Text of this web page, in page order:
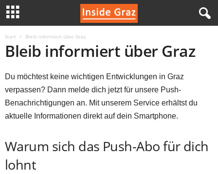
Start Bleib informiert über Graz
Bleib informiert über Graz
Du möchtest keine wichtigen Entwicklungen in Graz
verpassen? Dann melde dich jetzt für unsere Push-
Benachrichtigungen an. Mit unserem Service erhältst du
aktuelle Informationen direkt auf dein Smartphone.
Warum sich das Push-Abo für dich
lohnt